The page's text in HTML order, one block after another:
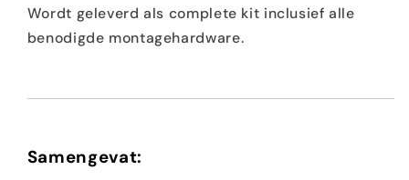
Wordt geleverd als complete kit inclusief alle
benodigde montagehardware.
Samengevat: